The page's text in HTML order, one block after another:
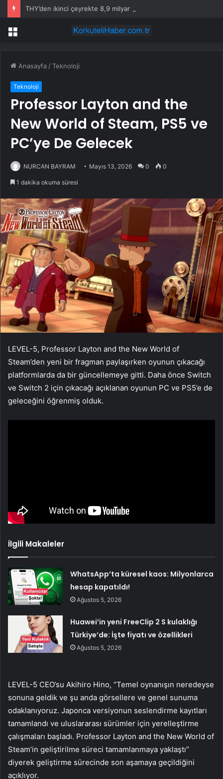
THY’den ikinci çeyrekte 8,9 milyar TL net kâr
Menü
Anasayfa /Teknoloji
Teknoloji
Professor Layton and the
New World of Steam, PS5 ve
PC’ye De Gelecek
NURCAN BAYRAM Mayıs 13, 2026 0 0
1 dakika okuma süresi
LEVEL-5, Professor Layton and the New World of
Steam’den yeni bir fragman paylaşırken oyunun çıkacağı
platformlarda da bir güncellemeye gitti. Daha önce Switch
ve Switch 2 için çıkacağı açıklanan oyunun PC ve PS5’e de
geleceğini öğrenmiş olduk.
İlgili Makaleler
WhatsApp’ta küresel kaos: Milyonlarca
hesap kapatıldı!
Ağustos 5, 2026
Huawei’in yeni FreeClip 2 S kulaklığı
Türkiye’de: İşte fiyatı ve özellikleri
Ağustos 5, 2026
LEVEL-5 CEO’su Akihiro Hino, “Temel oynanışın neredeyse
sonuna geldik ve şu anda görsellere ve genel sunuma
odaklanıyoruz. Japonca versiyonun seslendirme kayıtları
tamamlandı ve uluslararası sürümler için yerelleştirme
çalışmaları başladı. Professor Layton and the New World of
Steam’in geliştirilme süreci tamamlanmaya yaklaştı”
diyerek geliştirme sürecinde son aşamaya geçildiğini
açıklıyor.